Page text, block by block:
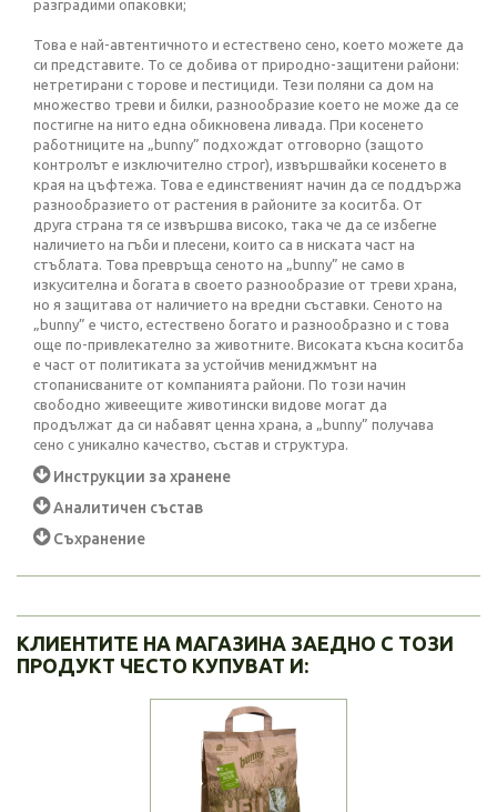
разградими опаковки;
Това е най-автентичното и естествено сено, което можете да
си представите. То се добива от природно-защитени райони:
нетретирани с торове и пестициди. Тези поляни са дом на
множество треви и билки, разнообразие което не може да се
постигне на нито една обикновена ливада. При косенето
работниците на „bunny” подхождат отговорно (защото
контролът е изключително строг), извършвайки косенето в
края на цъфтежа. Това е единственият начин да се поддържа
разнообразието от растения в районите за коситба. От
друга страна тя се извършва високо, така че да се избегне
наличието на гъби и плесени, които са в ниската част на
стъблата. Това превръща сеното на „bunny” не само в
изкусителна и богата в своето разнообразие от треви храна,
но я защитава от наличието на вредни съставки. Сеното на
„bunny” е чисто, естествено богато и разнообразно и с това
още по-привлекателно за животните. Високата късна коситба
е част от политиката за устойчив мениджмънт на
стопанисваните от компанията райони. По този начин
свободно живеещите животински видове могат да
продължат да си набавят ценна храна, а „bunny” получава
сено с уникално качество, състав и структура.
Инструкции за хранене
Аналитичен състав
Съхранение
КЛИЕНТИТЕ НА МАГАЗИНА ЗАЕДНО С ТОЗИ
ПРОДУКТ ЧЕСТО КУПУВАТ И: